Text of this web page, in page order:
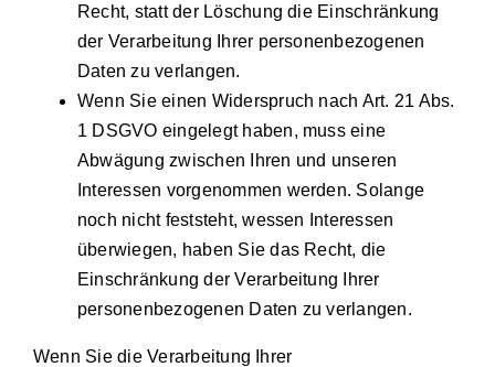
Recht, statt der Löschung die Einschränkung
der Verarbeitung Ihrer personenbezogenen
Daten zu verlangen.
Wenn Sie einen Widerspruch nach Art. 21 Abs.
1 DSGVO eingelegt haben, muss eine
Abwägung zwischen Ihren und unseren
Interessen vorgenommen werden. Solange
noch nicht feststeht, wessen Interessen
überwiegen, haben Sie das Recht, die
Einschränkung der Verarbeitung Ihrer
personenbezogenen Daten zu verlangen.
Wenn Sie die Verarbeitung Ihrer